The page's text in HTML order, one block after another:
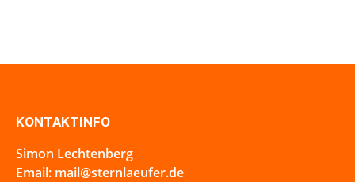
KONTAKTINFO
Simon Lechtenberg
Email: mail@sternlaeufer.de